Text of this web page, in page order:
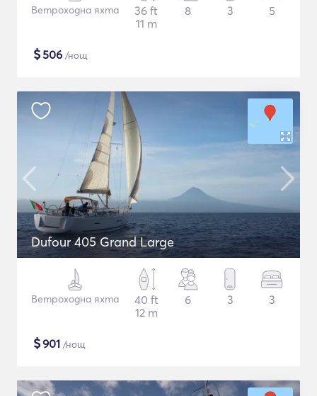
Ветроходна яхта
36 ft
11 m
8 3 5
$506 /нощ
Dufour 405 Grand Large
Ветроходна яхта
40 ft
12 m
6 3 3
$901 /нощ